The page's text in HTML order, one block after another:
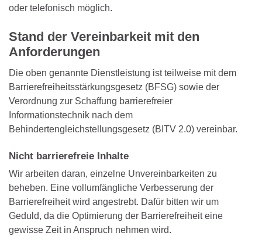
oder telefonisch möglich.
Stand der Vereinbarkeit mit den
Anforderungen
Die oben genannte Dienstleistung ist teilweise mit dem
Barrierefreiheitsstärkungsgesetz (BFSG) sowie der
Verordnung zur Schaffung barrierefreier
Informationstechnik nach dem
Behindertengleichstellungsgesetz (BITV 2.0) vereinbar.
Nicht barrierefreie Inhalte
Wir arbeiten daran, einzelne Unvereinbarkeiten zu
beheben. Eine vollumfängliche Verbesserung der
Barrierefreiheit wird angestrebt. Dafür bitten wir um
Geduld, da die Optimierung der Barrierefreiheit eine
gewisse Zeit in Anspruch nehmen wird.